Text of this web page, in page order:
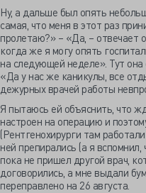
Ну, а дальше был опять
самая, что меня в этот раз
пролетаю?» – «Да, – отвечает
когда же я могу опять
на следующей неделе». Тут она
«Да у нас же каникулы, все
дежурных врачей работы
Я пытаюсь ей объяснить, что
настроен на операцию и
(Рентгенохирурги там
ней препирались (а я
пока не пришел другой врач,
договорились, а мне выдали
переправлено на 26 августа.